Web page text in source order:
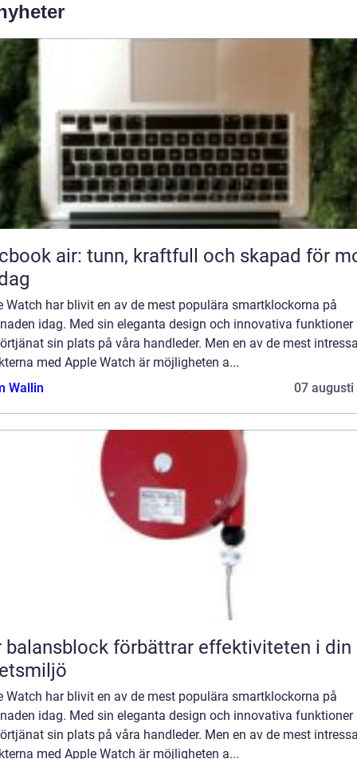
air: tunn, kraftfull och skapad för
Watch har blivit en av de mest populära smartklockorna på
idag. Med sin eleganta design och innovativa funktioner
sin plats på våra handleder. Men en av de mest
med Apple Watch är möjligheten a...
Wallin
07 augusti
balansblock förbättrar effektiviteten i din
Watch har blivit en av de mest populära smartklockorna på
idag. Med sin eleganta design och innovativa funktioner
sin plats på våra handleder. Men en av de mest
med Apple Watch är möjligheten a...